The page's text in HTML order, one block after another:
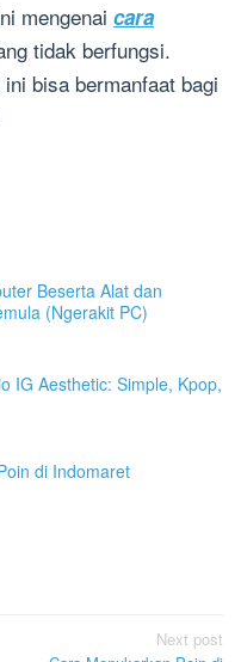
mengenai cara
tidak berfungsi.
bisa bermanfaat bagi
Beserta Alat dan
(Ngerakit PC)
IG Aesthetic: Simple, Kpop,
di Indomaret
Next post